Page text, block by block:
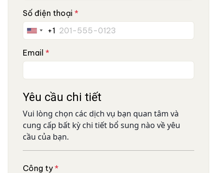
Số điện thoại *
United
+1
+1
Email *
Yêu cầu chi tiết
Vui lòng chọn các dịch vụ bạn quan tâm và
cung cấp bất kỳ chi tiết bổ sung nào về yêu
cầu của bạn.
Công ty *